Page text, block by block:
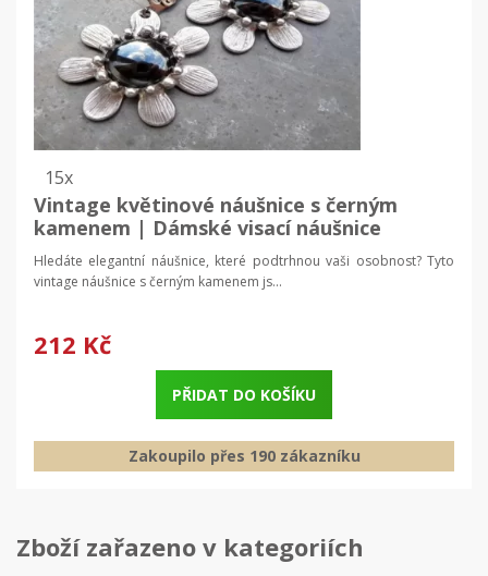
15x
Vintage květinové náušnice s černým
kamenem | Dámské visací náušnice
Hledáte elegantní náušnice, které podtrhnou vaši osobnost? Tyto
vintage náušnice s černým kamenem js...
212 Kč
PŘIDAT DO KOŠÍKU
Zakoupilo přes 190 zákazníku
Zboží zařazeno v kategoriích